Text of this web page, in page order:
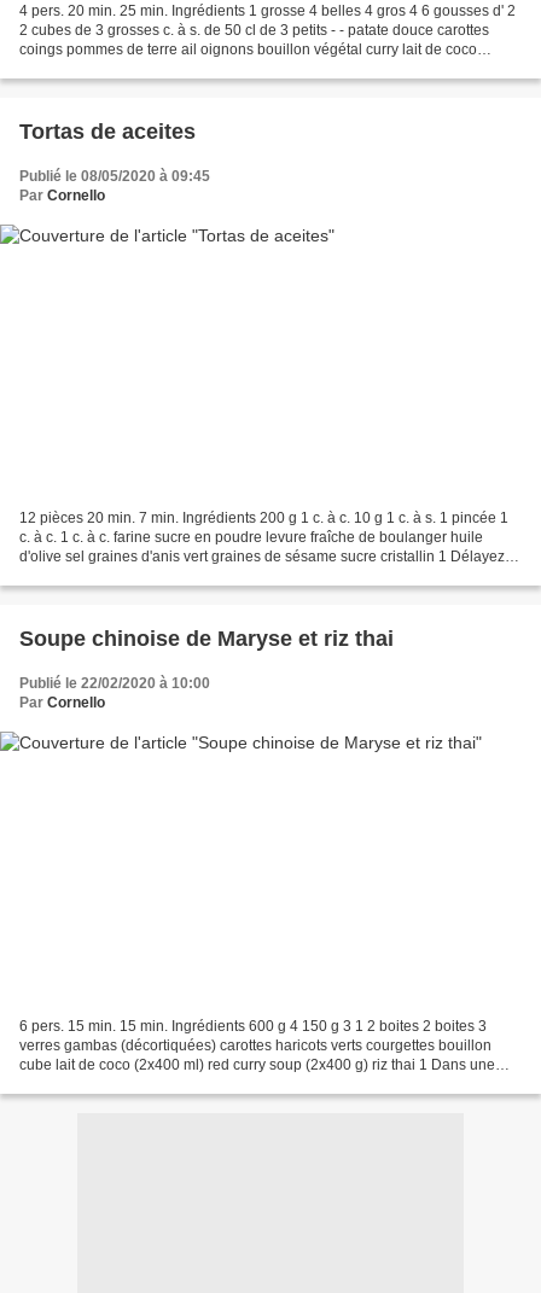
4 pers. 20 min. 25 min. Ingrédients 1 grosse 4 belles 4 gros 4 6 gousses d' 2
2 cubes de 3 grosses c. à s. de 50 cl de 3 petits - - patate douce carottes
coings pommes de terre ail oignons bouillon végétal curry lait de coco
Tortas de aceites
Publié le 08/05/2020 à 09:45
Par Cornello
12 pièces 20 min. 7 min. Ingrédients 200 g 1 c. à c. 10 g 1 c. à s. 1 pincée 1
c. à c. 1 c. à c. farine sucre en poudre levure fraîche de boulanger huile
d'olive sel graines d'anis vert graines de sésame sucre cristallin 1 Délayez la
Soupe chinoise de Maryse et riz thai
Publié le 22/02/2020 à 10:00
Par Cornello
6 pers. 15 min. 15 min. Ingrédients 600 g 4 150 g 3 1 2 boites 2 boites 3
verres gambas (décortiquées) carottes haricots verts courgettes bouillon
cube lait de coco (2x400 ml) red curry soup (2x400 g) riz thai 1 Dans une